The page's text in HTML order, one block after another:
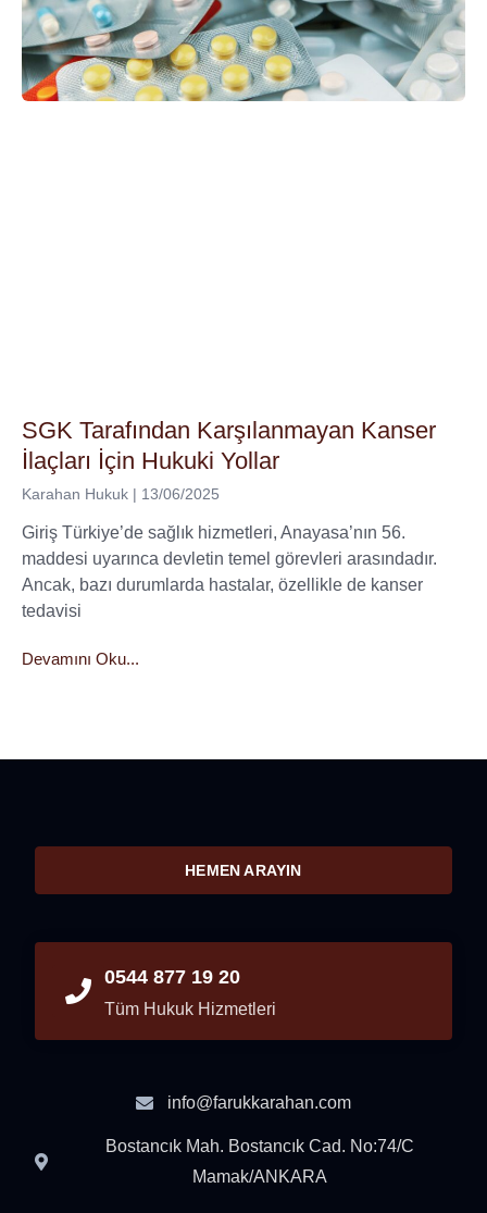
SGK Tarafından Karşılanmayan Kanser
İlaçları İçin Hukuki Yollar
Karahan Hukuk 13/06/2025
Giriş Türkiye’de sağlık hizmetleri, Anayasa’nın 56.
maddesi uyarınca devletin temel görevleri arasındadır.
Ancak, bazı durumlarda hastalar, özellikle de kanser
tedavisi
Devamını Oku...
HEMEN ARAYIN
0544 877 19 20
Tüm Hukuk Hizmetleri
info@farukkarahan.com
Bostancık Mah. Bostancık Cad. No:74/C
Mamak/ANKARA